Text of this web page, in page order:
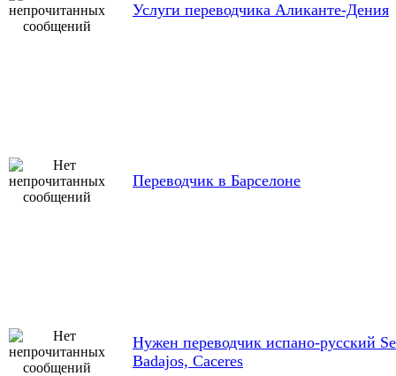
Услуги переводчика Аликанте-Дения
Переводчик в Барселоне
Нужен переводчик испано-русский
Badajos, Caceres